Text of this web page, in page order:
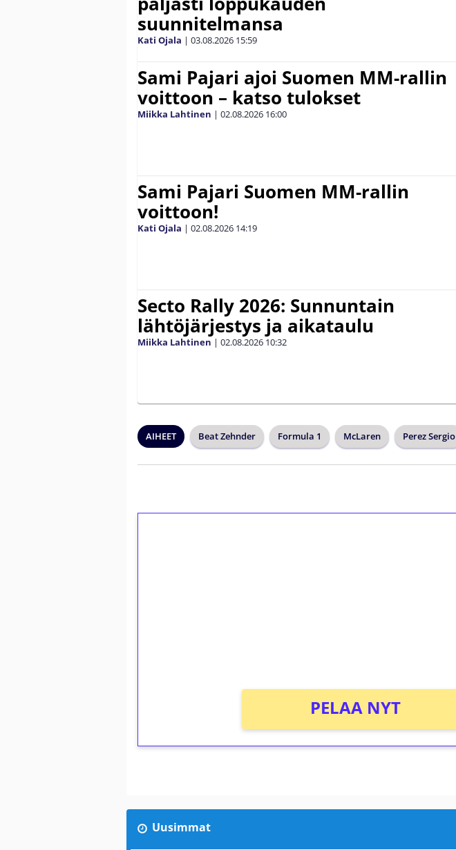
suunnitelmansa
Kati Ojala | 03.08.2026 15:59
Sami Pajari ajoi Suomen MM-rallin
voittoon – katso tulokset
Miikka Lahtinen | 02.08.2026 16:00
Sami Pajari Suomen MM-rallin
voittoon!
Kati Ojala | 02.08.2026 14:19
Secto Rally 2026: Sunnuntain
lähtöjärjestys ja aikataulu
Miikka Lahtinen | 02.08.2026 10:32
AIHEET Beat Zehnder Formula 1 McLaren Perez Sergio
PELAA NYT
Uusimmat